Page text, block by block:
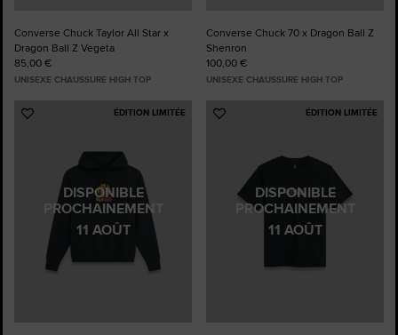
Converse Chuck Taylor All Star x
Dragon Ball Z Vegeta
85,00 €
UNISEXE CHAUSSURE HIGH TOP
Converse Chuck 70 x Dragon Ball Z
Shenron
100,00 €
UNISEXE CHAUSSURE HIGH TOP
DISPONIBLE
PROCHAINEMENT
11 AOÛT
ÉDITION LIMITÉE
Ajouter
DISPONIBLE
PROCHAINEMENT
11 AOÛT
ÉDITION LIMITÉE
Ajouter